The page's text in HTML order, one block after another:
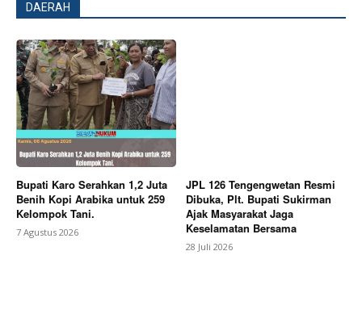
News Week
Magazine PRO
DAERAH
Bupati Karo Serahkan 1,2 Juta
Benih Kopi Arabika untuk 259
Kelompok Tani.
7 Agustus 2026
JPL 126 Tengengwetan Resmi
Dibuka, Plt. Bupati Sukirman
Ajak Masyarakat Jaga
Keselamatan Bersama
28 Juli 2026